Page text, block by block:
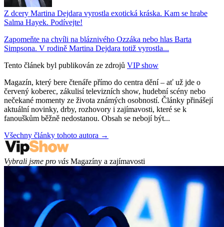
Z dcery Martina Dejdara vyrostla exotická kráska. Kam se hrabe
Salma Hayek. Podívejte!
Zapomeňte na chvíli na bláznivého Ozzáka nebo hlas Barta
Simpsona. V rodině Martina Dejdara totiž vyrostla...
Tento článek byl publikován ze zdrojů VIP show
Magazín, který bere čtenáře přímo do centra dění – ať už jde o
červený koberec, zákulisí televizních show, hudební scény nebo
nečekané momenty ze života známých osobností. Články přinášejí
aktuální novinky, drby, rozhovory i zajímavosti, které se k
fanouškům běžně nedostanou. Obsah se nebojí být...
Všechny články tohoto autora →
Vybrali jsme pro vás Magazíny a zajímavosti